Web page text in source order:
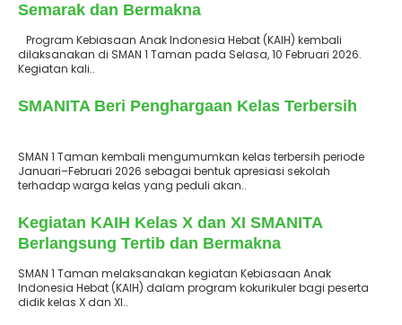
Semarak dan Bermakna
Program Kebiasaan Anak Indonesia Hebat (KAIH) kembali
dilaksanakan di SMAN 1 Taman pada Selasa, 10 Februari 2026.
Kegiatan kali..
SMANITA Beri Penghargaan Kelas Terbersih
SMAN 1 Taman kembali mengumumkan kelas terbersih periode
Januari–Februari 2026 sebagai bentuk apresiasi sekolah
terhadap warga kelas yang peduli akan..
Kegiatan KAIH Kelas X dan XI SMANITA
Berlangsung Tertib dan Bermakna
SMAN 1 Taman melaksanakan kegiatan Kebiasaan Anak
Indonesia Hebat (KAIH) dalam program kokurikuler bagi peserta
didik kelas X dan XI..